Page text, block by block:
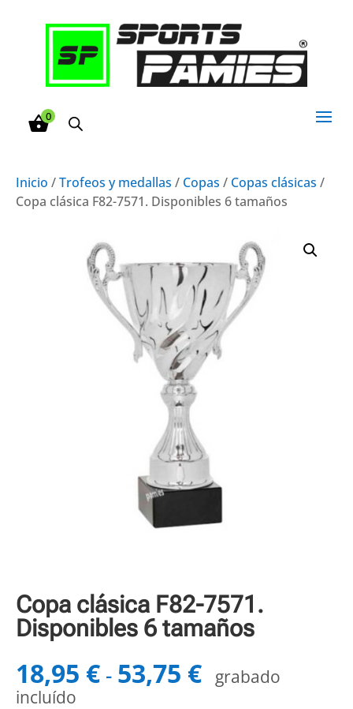
0
Inicio /Trofeos y medallas / Copas / Copas clásicas /
Copa clásica F82-7571. Disponibles 6 tamaños
Copa clásica F82-7571.
Disponibles 6 tamaños
18,95 € - 53,75 €Rango
de
grabado
incluído